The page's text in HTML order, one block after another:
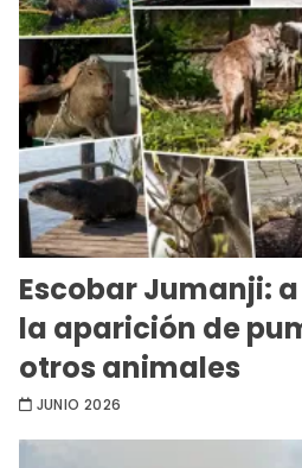
Escobar Jumanji:
la aparición de
otros animales
JUNIO 2026